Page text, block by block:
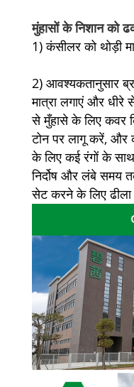
मुंहासों के निशान को
1) कंसीलर को थोड़ी
2) आवश्यकतानुसार
मात्रा लगाएं और
से मुँहासे के लिए कवर
टोन पर लागू करें, और
के लिए कई रंगों के
निर्दोष और लंबे
सेट करने के लिए ढीला